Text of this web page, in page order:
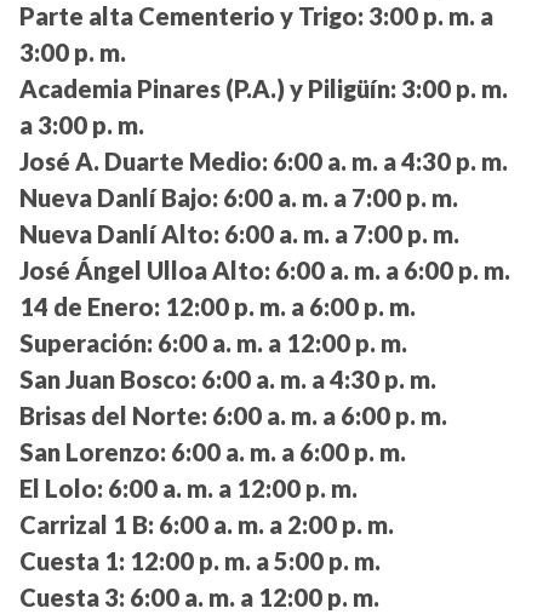
Parte alta Cementerio y Trigo: 3:00 p. m. a
3:00 p. m.
Academia Pinares (P.A.) y Piligüín: 3:00 p. m.
a 3:00 p. m.
José A. Duarte Medio: 6:00 a. m. a 4:30 p. m.
Nueva Danlí Bajo: 6:00 a. m. a 7:00 p. m.
Nueva Danlí Alto: 6:00 a. m. a 7:00 p. m.
José Ángel Ulloa Alto: 6:00 a. m. a 6:00 p. m.
14 de Enero: 12:00 p. m. a 6:00 p. m.
Superación: 6:00 a. m. a 12:00 p. m.
San Juan Bosco: 6:00 a. m. a 4:30 p. m.
Brisas del Norte: 6:00 a. m. a 6:00 p. m.
San Lorenzo: 6:00 a. m. a 6:00 p. m.
El Lolo: 6:00 a. m. a 12:00 p. m.
Carrizal 1 B: 6:00 a. m. a 2:00 p. m.
Cuesta 1: 12:00 p. m. a 5:00 p. m.
Cuesta 3: 6:00 a. m. a 12:00 p. m.